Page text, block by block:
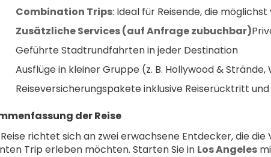
Combination Trips: Ideal für Reisende, die
Zusätzliche Services (auf Anfrage zubuchbar)
Geführte Stadtrundfahrten in jeder Destination
Ausflüge in kleiner Gruppe (z. B. Hollywood &
Reiseversicherungspakete inklusive Reiserücktritt
der Reise
richtet sich an zwei erwachsene Entdecker, die
Trip erleben möchten. Starten Sie in Los Angeles